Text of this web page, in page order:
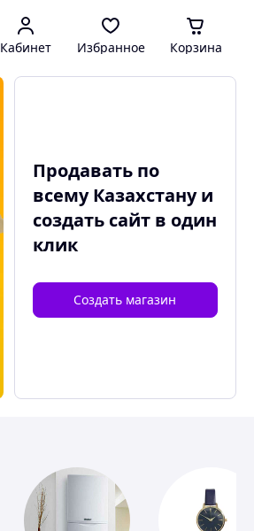
Кабинет Избранное Корзина
Продавать по
всему Казахстану и
создать сайтв один
клик
Создать магазин